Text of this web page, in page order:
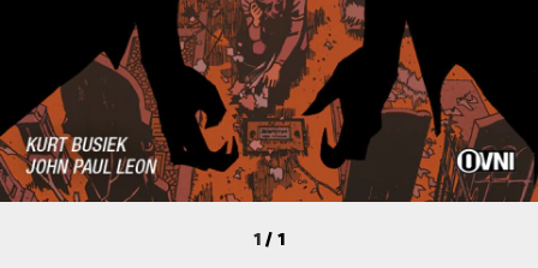
1/1